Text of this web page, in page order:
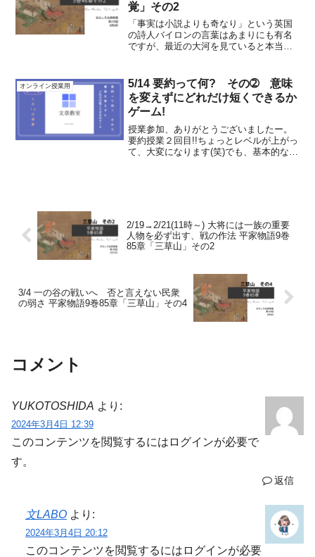
覚」その2
「事実は小説よりも奇なり」という英国
の詩人バイロンの言葉はあまりにも有名
ですが、最近の大河を見ていると本当に
を読んでいると多く見つけられるのです
が、この文覚という人...
オンライン授業用
5/14 要約って何? その➁ 意味
を変えずにどれだけ短くできるか
ゲーム!
授業参加、ありがとうございましたー。
要約授業２回目!!ちょっとレベルが上がっ
て、大変になります(笑)でも、基本的な手
2/19→2/21(11時～) 大将には一族の重要
人物を必ず出す、戦の作法 平家物語9巻
85章「三草山」その2
3/4 一の谷の戦いへ 否と言えない民衆
の弱さ 平家物語9巻85章「三草山」その4
コメント
YUKOTOSHIDA より:
2024年3月4日 12:39
このコンテンツを閲覧するにはログインが必要で
す。
返信
文LABO より:
2024年3月4日 20:12
このコンテンツを閲覧するにはログインが必要